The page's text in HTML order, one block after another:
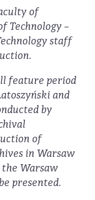
of
Technology –
staff
feature period
and
by
of
in Warsaw
Warsaw
presented.